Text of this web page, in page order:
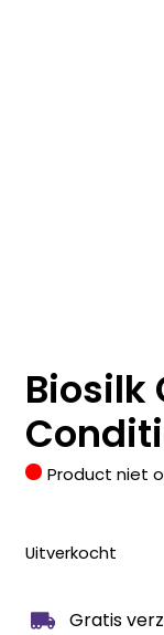
Biosilk
Product niet
Uitverkocht
Gratis